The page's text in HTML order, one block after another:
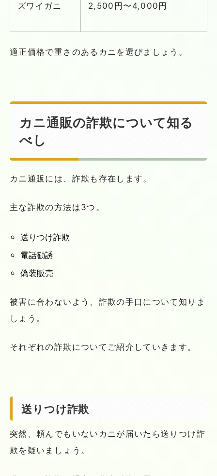
ズワイガニ 2,500 円〜 4,000円
適正価格で重さのあるカニを選びましょう。
カニ通販の詐欺について知る
べし
カニ通販には、詐欺も存在します。
主な詐欺の方法は3つ。
送りつけ詐欺
電話勧誘
偽装販売
被害に合わないよう、詐欺の手口について知りま
しょう。
それぞれの詐欺についてご紹介していきます。
送りつけ詐欺
突然、頼んでもいないカニが届いたら送りつけ詐
欺を疑いましょう。